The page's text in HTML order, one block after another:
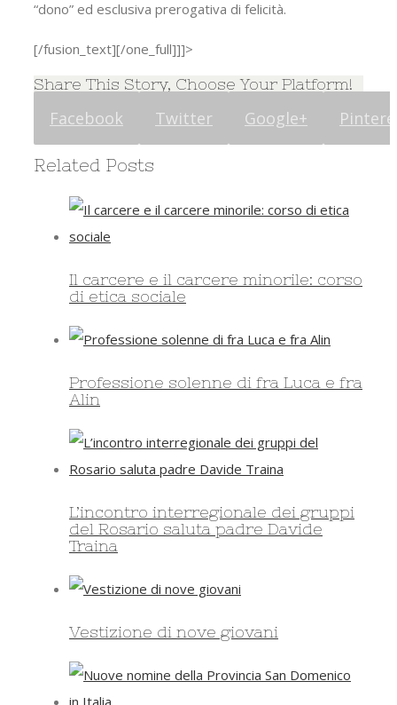
“dono” ed esclusiva prerogativa di felicità.
[/fusion_text][/one_full]]]>
Share This Story, Choose Your Platform!
Facebook Twitter Google+
Related Posts
Il carcere e il carcere minorile: corso
di etica sociale
Professione solenne di fra Luca e fra
Alin
L’incontro interregionale dei gruppi
del Rosario saluta padre Davide
Traina
Vestizione di nove giovani